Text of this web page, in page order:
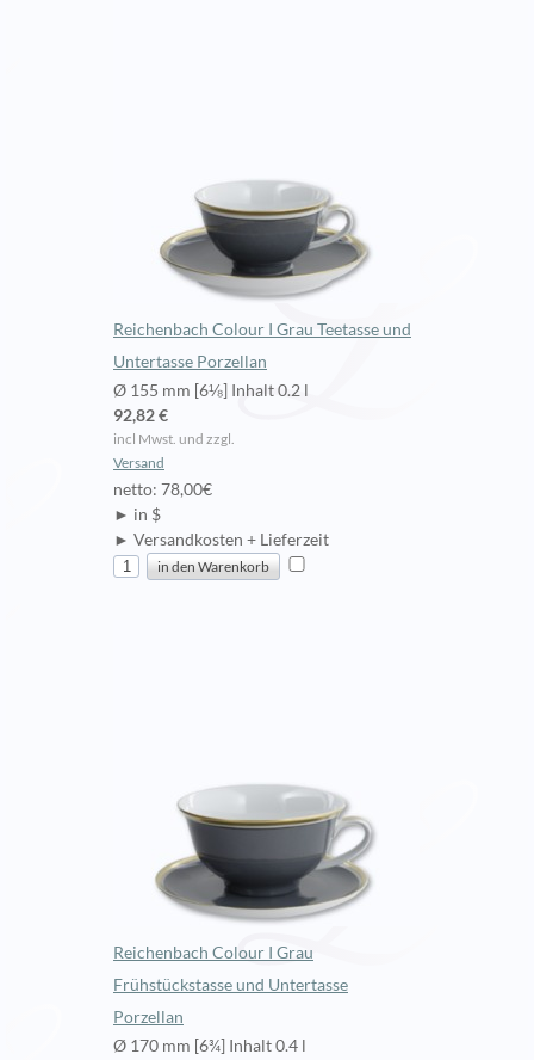
Reichenbach Colour I Grau Teetasse und
Untertasse Porzellan
Ø 155 mm [6⅛] Inhalt 0.2 l
92,82 €
incl Mwst. und zzgl.
Versand
netto: 78,00€
► in $
► Versandkosten + Lieferzeit
Reichenbach Colour I Grau
Frühstückstasse und Untertasse
Porzellan
Ø 170 mm [6¾] Inhalt 0.4 l